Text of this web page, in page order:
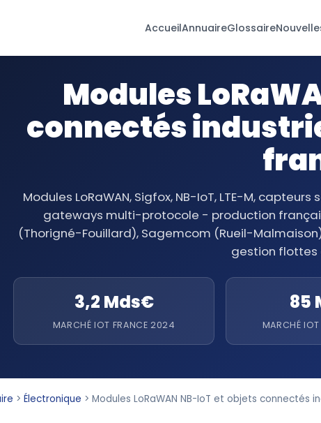
AccueilAnnuaireGlossaire
Modules
connectés
Modules LoRaWAN, Sigfox, NB-IoT, LTE-M,
gateways multi-protocole - production
(Thorigné-Fouillard), Sagemcom (Rueil-
gestion flottes
3,2 Mds€
MARCHÉ IOT FRANCE 2024
85
MARCHÉ
> Électronique > Modules LoRaWAN NB-IoT et objets connectés